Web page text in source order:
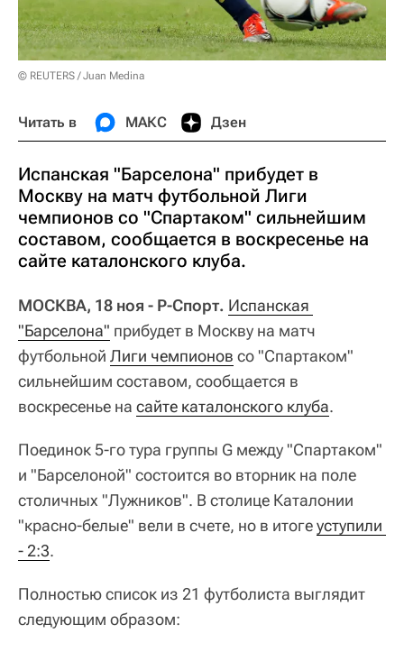
© REUTERS / Juan Medina
Читать в МАКС Дзен
Испанская "Барселона" прибудет в
Москву на матч футбольной Лиги
чемпионов со "Спартаком" сильнейшим
составом, сообщается в воскресенье на
сайте каталонского клуба.
МОСКВА, 18 ноя - Р-Спорт. Испанская
"Барселона" прибудет в Москву на матч
футбольной Лиги чемпионов со "Спартаком"
сильнейшим составом, сообщается в
воскресенье на сайте каталонского клуба.
Поединок 5-го тура группы G между "Спартаком"
и "Барселоной" состоится во вторник на поле
столичных "Лужников". В столице Каталонии
"красно-белые" вели в счете, но в итогеуступили
- 2:3.
Полностью список из 21 футболиста выглядит
следующим образом: